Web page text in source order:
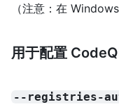
（注意：在
用于配置
--registries-